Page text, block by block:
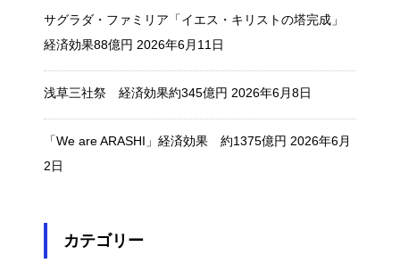
サグラダ・ファミリア「イエス・キリストの塔完成」
経済効果88億円 2026年6月11日
浅草三社祭 経済効果約345億円 2026年6月8日
「We are ARASHI」経済効果 約1375億円 2026年6月
2日
カテゴリー